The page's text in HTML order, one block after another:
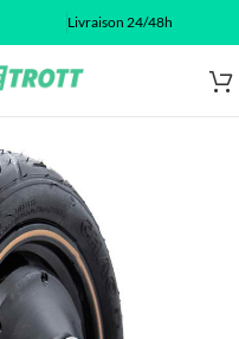
Livraison 24/48h